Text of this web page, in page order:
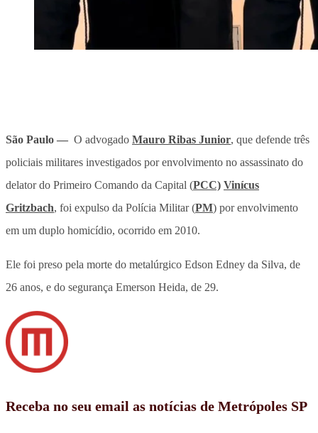
São Paulo — O advogado Mauro Ribas Junior, que defende três
policiais militares investigados por envolvimento no assassinato do
delator do Primeiro Comando da Capital (PCC) Vinícus
Gritzbach, foi expulso da Polícia Militar (PM) por envolvimento
em um duplo homicídio, ocorrido em 2010.
Ele foi preso pela morte do metalúrgico Edson Edney da Silva, de
26 anos, e do segurança Emerson Heida, de 29.
Receba no seu email as notícias de Metrópoles SP